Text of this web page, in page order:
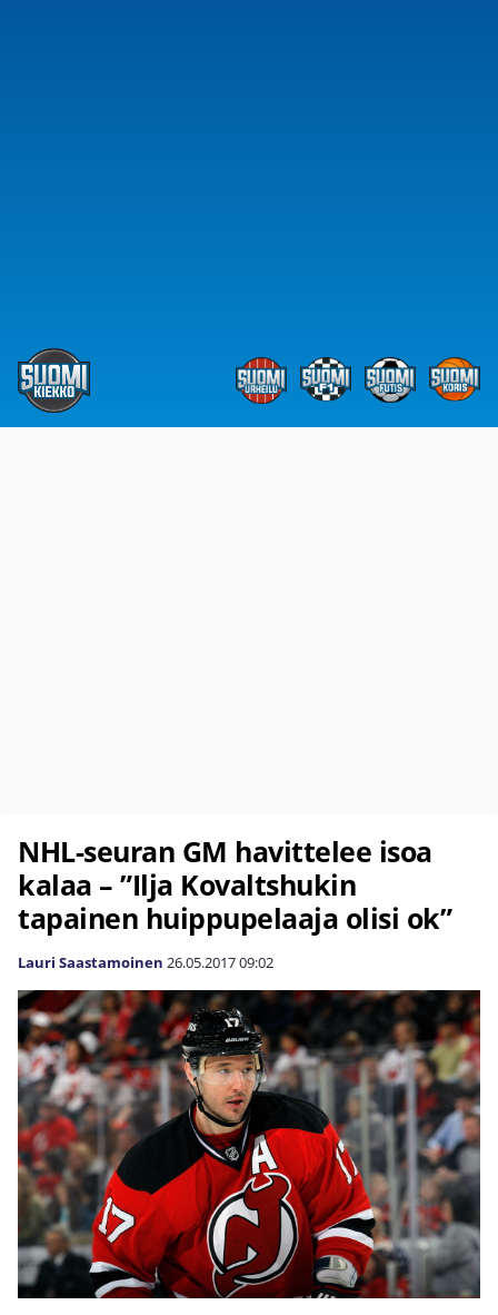
NHL-seuran GM havittelee isoa
kalaa – ”Ilja Kovaltshukin
tapainen huippupelaaja olisi ok”
Lauri Saastamoinen 26.05.201709:02